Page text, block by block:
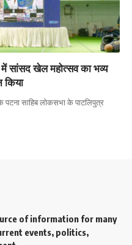
सांसद खेल महोत्सव का भव्य
किया
साहिब लोकसभा के पाटलिपुत्र
of information for many
events, politics,